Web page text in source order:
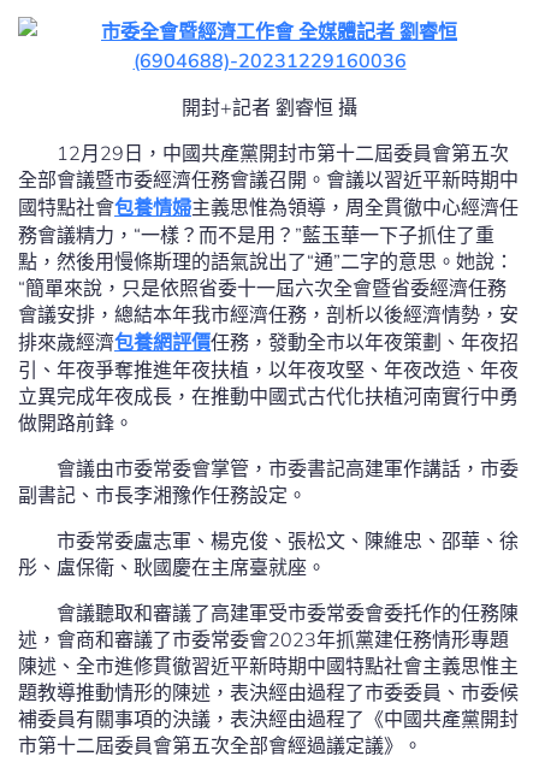
開封+記者 劉睿恒 攝
12月29日，中國共產黨開封市第十二屆委員會第五次
全部會議暨市委經濟任務會議召開。會議以習近平新時期中
國特點社會包養情婦主義思惟為領導，周全貫徹中心經濟任
務會議精力，“一樣？而不是用？”藍玉華一下子抓住了重
點，然後用慢條斯理的語氣說出了“通”二字的意思。她說：
“簡單來說，只是依照省委十一屆六次全會暨省委經濟任務
會議安排，總結本年我市經濟任務，剖析以後經濟情勢，安
排來歲經濟包養網評價任務，發動全市以年夜策劃、年夜招
引、年夜爭奪推進年夜扶植，以年夜攻堅、年夜改造、年夜
立異完成年夜成長，在推動中國式古代化扶植河南實行中勇
做開路前鋒。
會議由市委常委會掌管，市委書記高建軍作講話，市委
副書記、市長李湘豫作任務設定。
市委常委盧志軍、楊克俊、張松文、陳維忠、邵華、徐
彤、盧保衛、耿國慶在主席臺就座。
會議聽取和審議了高建軍受市委常委會委托作的任務陳
述，會商和審議了市委常委會2023年抓黨建任務情形專題
陳述、全市進修貫徹習近平新時期中國特點社會主義思惟主
題教導推動情形的陳述，表決經由過程了市委委員、市委候
補委員有關事項的決議，表決經由過程了《中國共產黨開封
市第十二屆委員會第五次全部會經過議定議》。